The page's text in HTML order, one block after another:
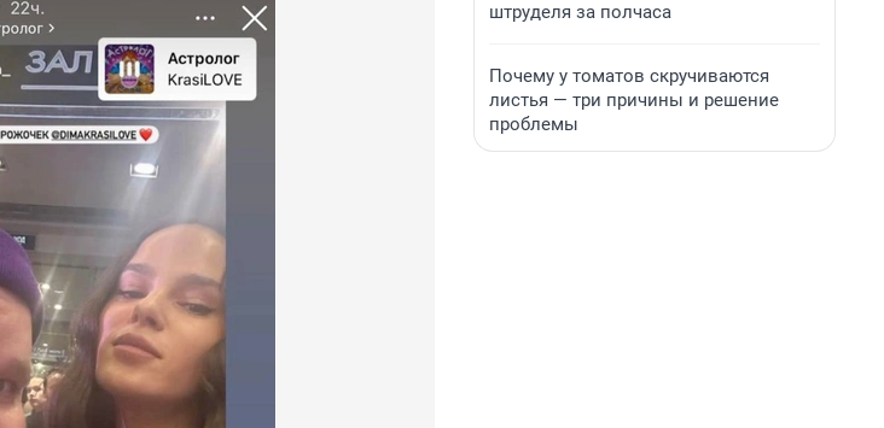
штруделя за полчаса
Почему у томатов скручиваются
листья — три причины и решение
проблемы